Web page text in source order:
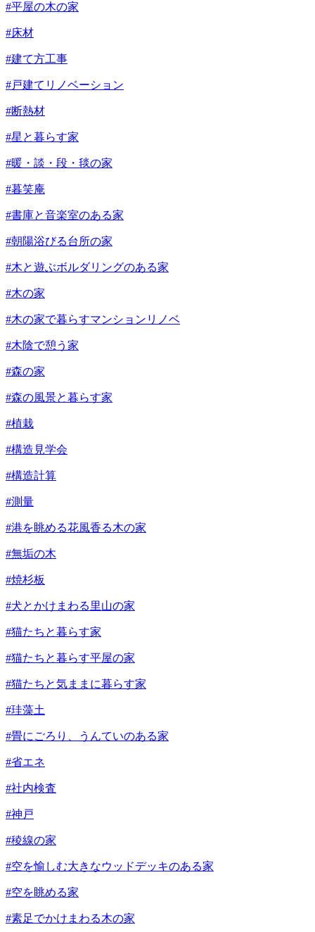
#平屋の木の家
#床材
#建て方工事
#戸建てリノベーション
#断熱材
#星と暮らす家
#暖・談・段・毯の家
#暮笑庵
#書庫と音楽室のある家
#朝陽浴びる台所の家
#木と遊ぶボルダリングのある家
#木の家
#木の家で暮らすマンションリノベ
#木陰で憩う家
#森の家
#森の風景と暮らす家
#植栽
#構造見学会
#構造計算
#測量
#港を眺める花風香る木の家
#無垢の木
#焼杉板
#犬とかけまわる里山の家
#猫たちと暮らす家
#猫たちと暮らす平屋の家
#猫たちと気ままに暮らす家
#珪藻土
#畳にごろり、うんていのある家
#省エネ
#社内検査
#神戸
#稜線の家
#空を愉しむ大きなウッドデッキのある家
#空を眺める家
#素足でかけまわる木の家